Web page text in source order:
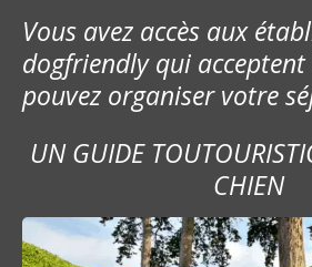
Vous avez accès aux
dogfriendly qui acceptent
pouvez organiser votre
UN GUIDE
CHIEN